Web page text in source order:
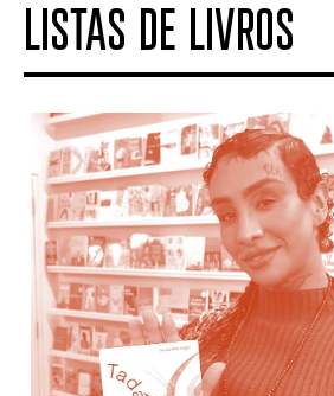
LISTAS DE LIVROS